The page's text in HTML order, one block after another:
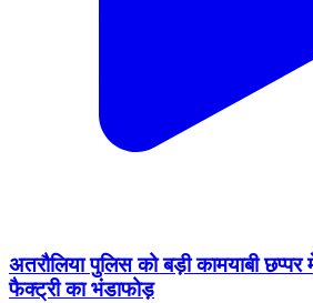
अतरौलिया पुलिस को बड़ी कामयाबी
फैक्ट्री का भंडाफोड़